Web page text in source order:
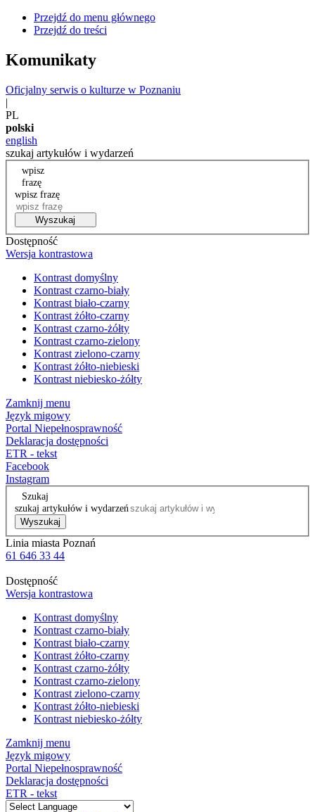
Przejdź do menu głównego
Przejdź do treści
Komunikaty
Oficjalny serwis o kulturze w Poznaniu
|
PL
polski
english
szukaj artykułów i wydarzeń
wpisz
frazę
wpisz frazę
Wyszukaj
Dostępność
Wersja kontrastowa
Kontrast domyślny
Kontrast czarno-biały
Kontrast biało-czarny
Kontrast żółto-czarny
Kontrast czarno-żółty
Kontrast czarno-zielony
Kontrast zielono-czarny
Kontrast żółto-niebieski
Kontrast niebiesko-żółty
Zamknij menu
Język migowy
Portal Niepełnosprawność
Deklaracja dostępności
ETR - tekst
Facebook
Instagram
Szukaj
szukaj artykułów i wydarzeń
Wyszukaj
Linia miasta Poznań
61 646 33 44
Dostępność
Wersja kontrastowa
Kontrast domyślny
Kontrast czarno-biały
Kontrast biało-czarny
Kontrast żółto-czarny
Kontrast czarno-żółty
Kontrast czarno-zielony
Kontrast zielono-czarny
Kontrast żółto-niebieski
Kontrast niebiesko-żółty
Zamknij menu
Język migowy
Portal Niepełnosprawność
Deklaracja dostępności
ETR - tekst